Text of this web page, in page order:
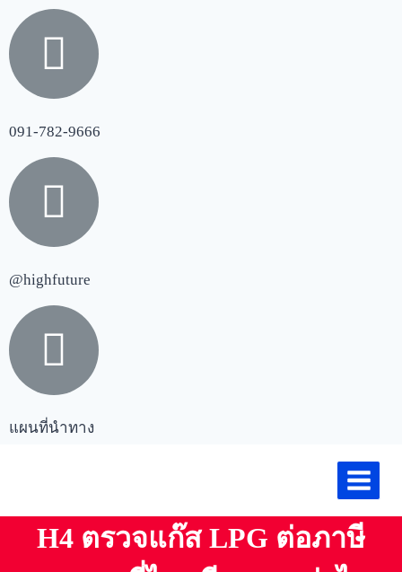
091-782-9666
@highfuture
แผนที่นำทาง
H4 ตรวจแก๊ส LPG ต่อภาษี